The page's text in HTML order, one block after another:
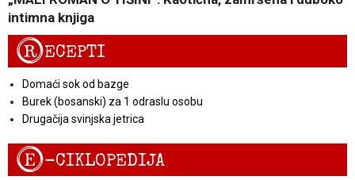
intimna knjiga
RECEPTI
Domaći sok od bazge
Burek (bosanski) za 1 odraslu osobu
Drugačija svinjska jetrica
E-CIKLOPEDIJA